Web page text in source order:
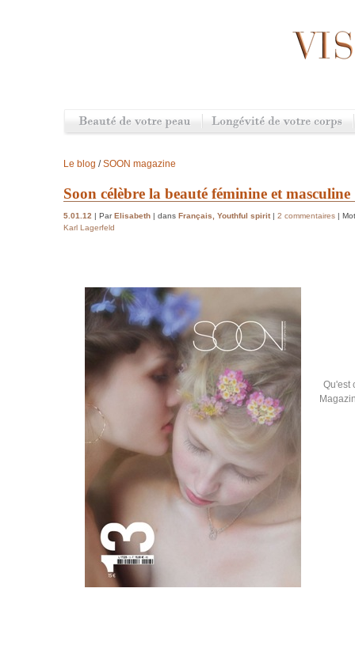
Le blog /SOON magazine
Soon célèbre la beauté féminine et masculine
5.01.12 | ParElisabeth | dans Français, Youthful spirit | 2 commentaires |
Karl Lagerfeld
Qu'est